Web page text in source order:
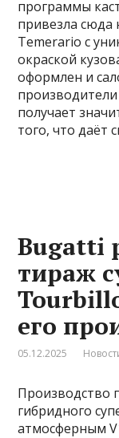
программы
привезла сюда
Temerario с
окраской
оформлен и
получает
того, что даёт
Bugatti
тираж
его
05.12.2025
Производство
гибридного
атмосферным